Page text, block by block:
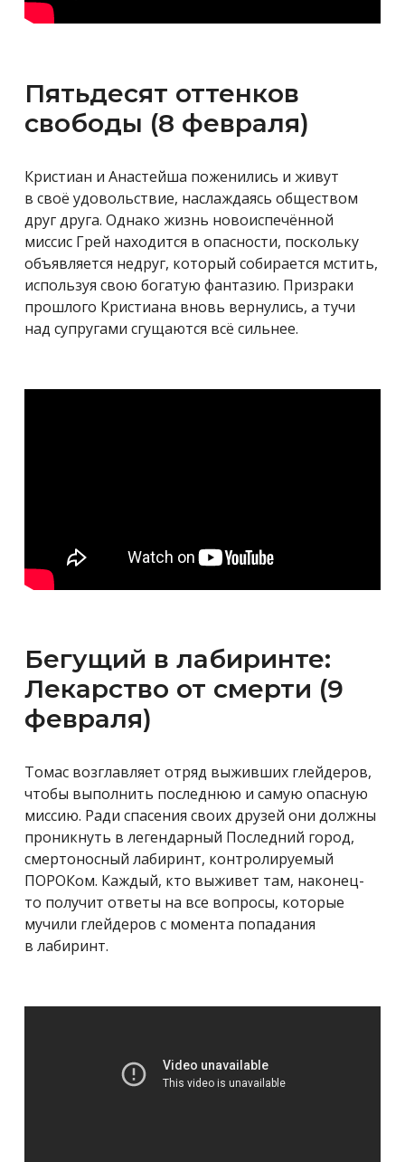
Пятьдесят оттенков
свободы (8 февраля)
Кристиан и Анастейша поженились и живут
в своё удовольствие, наслаждаясь обществом
друг друга. Однако жизнь новоиспечённой
миссис Грей находится в опасности, поскольку
объявляется недруг, который собирается мстить,
используя свою богатую фантазию. Призраки
прошлого Кристиана вновь вернулись, а тучи
над супругами сгущаются всё сильнее.
Бегущий в лабиринте:
Лекарство от смерти (9
февраля)
Томас возглавляет отряд выживших глейдеров,
чтобы выполнить последнюю и самую опасную
миссию. Ради спасения своих друзей они должны
проникнуть в легендарный Последний город,
смертоносный лабиринт, контролируемый
ПОРОКом. Каждый, кто выживет там, наконец-
то получит ответы на все вопросы, которые
мучили глейдеров с момента попадания
в лабиринт.